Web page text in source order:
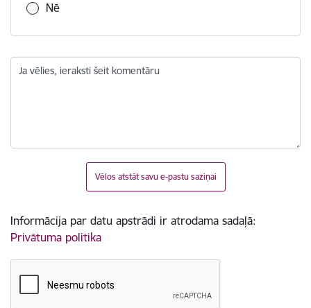
Nē
Ja vēlies, ieraksti šeit komentāru
Vēlos atstāt savu e-pastu saziņai
Informācija par datu apstrādi ir atrodama sadaļā:
Privātuma politika